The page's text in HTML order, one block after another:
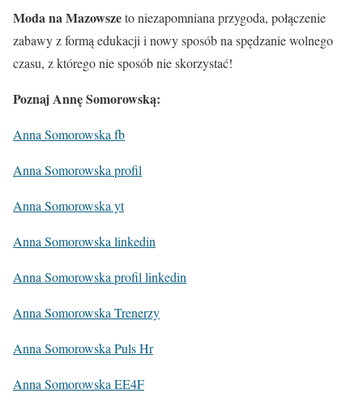
Moda na Mazowszeto niezapomniana przygoda, połączenie
zabawy z formą edukacji i nowy sposób na spędzanie wolnego
czasu, z którego nie sposób nie skorzystać!
Poznaj Annę Somorowską:
Anna Somorowska fb
Anna Somorowska profil
Anna Somorowska yt
Anna Somorowska linkedin
Anna Somorowska profil linkedin
Anna Somorowska Trenerzy
Anna Somorowska Puls Hr
Anna Somorowska EE4F